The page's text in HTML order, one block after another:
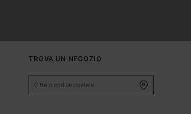
TROVA UN NEGOZIO